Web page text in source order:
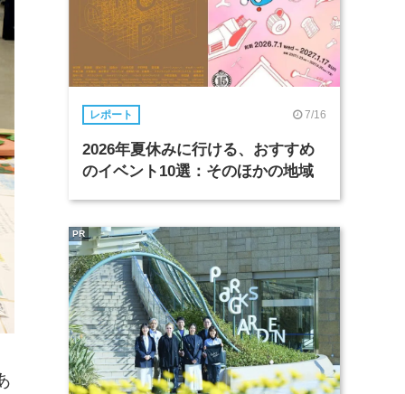
レポート 7/16
2026年夏休みに行ける、おすすめ
のイベント10選：そのほかの地域
PR